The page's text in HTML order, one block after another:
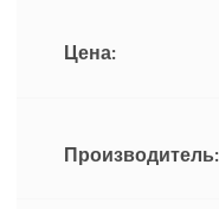
Цена:
Производитель: